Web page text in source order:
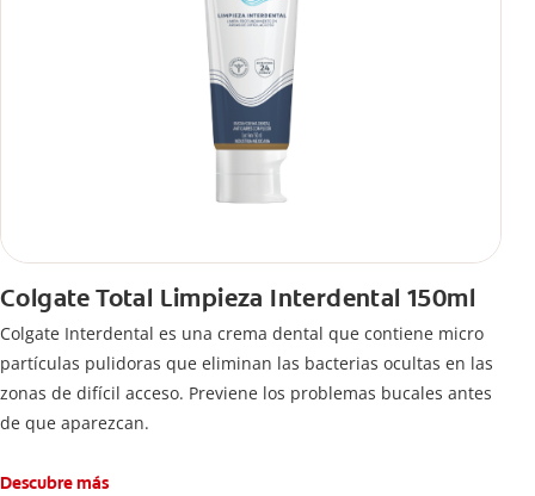
Colgate Total Limpieza Interdental 150ml
Colgate Interdental es una crema dental que contiene micro
partículas pulidoras que eliminan las bacterias ocultas en las
zonas de difícil acceso. Previene los problemas bucales antes
de que aparezcan.
Descubre más